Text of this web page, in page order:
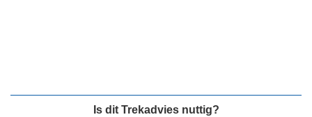
Is dit Trekadvies nuttig?